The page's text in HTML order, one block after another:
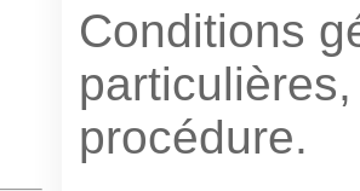
Conditions
procédure.